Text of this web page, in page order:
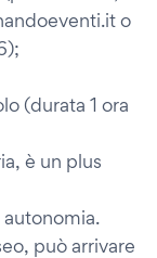
o
(durata 1 ora
è un plus
autonomia.
può arrivare